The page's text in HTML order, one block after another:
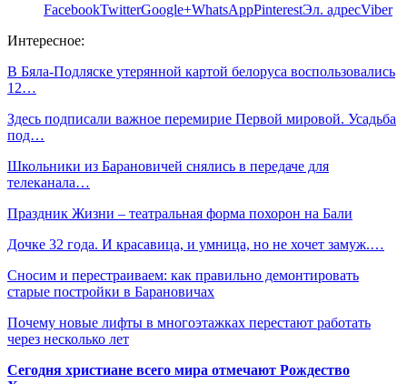
FacebookTwitterGoogle+WhatsAppPinterestЭл. адресViber
Интересное:
В Бяла-Подляске утерянной картой белоруса воспользовались
12…
Здесь подписали важное перемирие Первой мировой. Усадьба
под…
Школьники из Барановичей снялись в передаче для
телеканала…
Праздник Жизни – театральная форма похорон на Бали
Дочке 32 года. И красавица, и умница, но не хочет замуж.…
Сносим и перестраиваем: как правильно демонтировать
старые постройки в Барановичах
Почему новые лифты в многоэтажках перестают работать
через несколько лет
Сегодня христиане всего мира отмечают Рождество